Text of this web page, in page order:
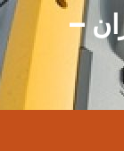
–